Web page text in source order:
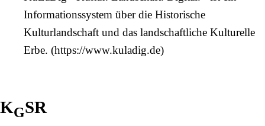
Informationssystem über die Historische
Kulturlandschaft und das landschaftliche Kulturelle
Erbe.
KGSR